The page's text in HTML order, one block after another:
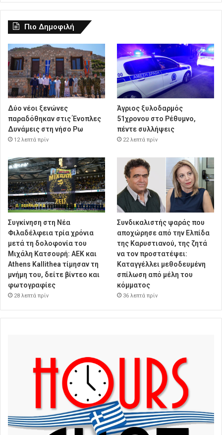
Πιο Δημοφιλή
Δύο νέοι ξενώνες
παραδόθηκαν στις Ένοπλες
Δυνάμεις στη νήσο Ρω
12 λεπτά πρίν
Άγριος ξυλοδαρμός
51χρονου στο Ρέθυμνο,
πέντε συλλήψεις
22 λεπτά πρίν
Συγκίνηση στη Νέα
Φιλαδέλφεια τρία χρόνια
μετά τη δολοφονία του
Μιχάλη Κατσουρή: ΑΕΚ και
Athens Kallithea τίμησαν τη
μνήμη του, δείτε βίντεο και
φωτογραφίες
28 λεπτά πρίν
Συνδικαλιστής ψαράς που
αποχώρησε από την Ελπίδα
της Καρυστιανού, της ζητά
να τον προστατέψει:
Καταγγέλλει μεθοδευμένη
σπίλωση από μέλη του
κόμματος
36 λεπτά πρίν